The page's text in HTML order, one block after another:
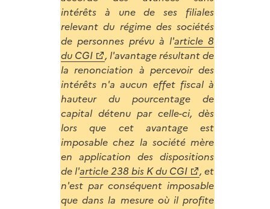
intérêts à une de ses filiales
relevant du régime des sociétés
de personnes prévu à l'article 8
du CGI
, l'avantage résultant de
la renonciation à percevoir des
intérêts n'a aucun effet fiscal à
hauteur du pourcentage de
capital détenu par celle-ci, dès
lors que cet avantage est
imposable chez la société mère
en application des dispositions
de l'article 238 bis K du CGI
, et
n'est par conséquent imposable
que dans la mesure où il profite